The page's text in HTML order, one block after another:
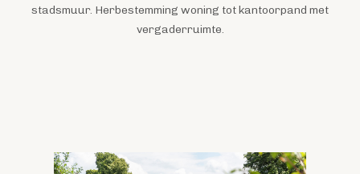
stadsmuur. Herbestemming woning tot kantoorpand met
vergaderruimte.